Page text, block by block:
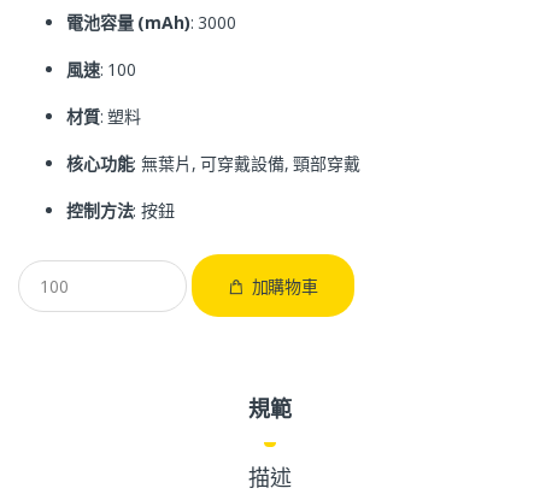
電池容量 (mAh): 3000
風速: 100
材質: 塑料
核心功能: 無葉片, 可穿戴設備, 頸部穿戴
控制方法: 按鈕
加購物車
規範
描述